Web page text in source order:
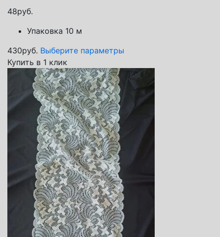
48руб.
Упаковка 10 м
430руб. Выберите параметры
Купить в 1 клик